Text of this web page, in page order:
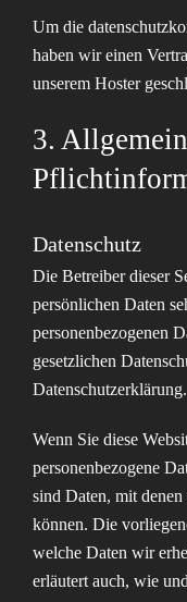
Um die
haben wir einen
unserem Hoster
3.
Datenschutz
Die Betreiber dieser
persönlichen Daten
personenbezogenen
gesetzlichen
Datenschutzerklärung.
Wenn Sie diese
personenbezogene
sind Daten, mit
können. Die
welche Daten wir
erläutert auch, wie